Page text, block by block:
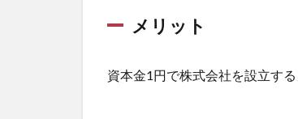
メリット
資本金1円で株式会社を設立す